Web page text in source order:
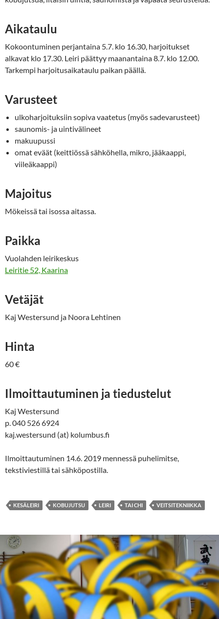
Aikataulu
Kokoontuminen perjantaina 5.7. klo 16.30, harjoitukset
alkavat klo 17.30. Leiri päättyy maanantaina 8.7. klo 12.00.
Tarkempi harjoitusaikataulu paikan päällä.
Varusteet
ulkoharjoituksiin sopiva vaatetus (myös sadevarusteet)
saunomis- ja uintivälineet
makuupussi
omat eväät (keittiössä sähköhella, mikro, jääkaappi,
viileäkaappi)
Majoitus
Mökeissä tai isossa aitassa.
Paikka
Vuolahden leirikeskus
Leiritie 52, Kaarina
Vetäjät
Kaj Westersund ja Noora Lehtinen
Hinta
60 €
Ilmoittautuminen ja tiedustelut
Kaj Westersund
p. 040 526 6924
kaj.westersund (at) kolumbus.fi
Ilmoittautuminen 14.6. 2019 mennessä puhelimitse,
tekstiviestillä tai sähköpostilla.
KESÄLEIRI KOBUJUTSU LEIRI TAI CHI VEITSITEKNIIKKA